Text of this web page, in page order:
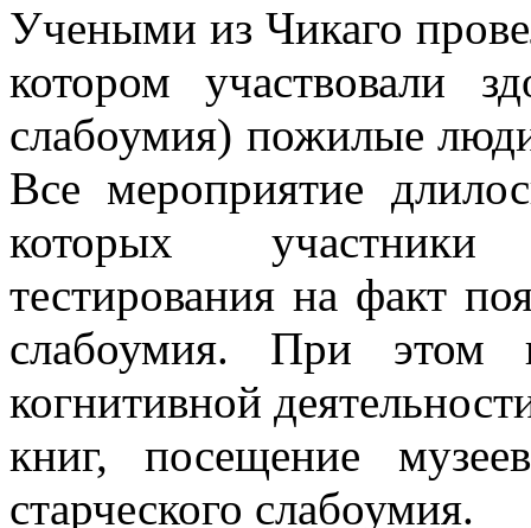
Учеными из Чикаго
котором участвовали
слабоумия) пожилые
Все мероприятие
которых участники
тестирования на факт
слабоумия. При этом
когнитивной
книг, посещение
старческого слабоумия.